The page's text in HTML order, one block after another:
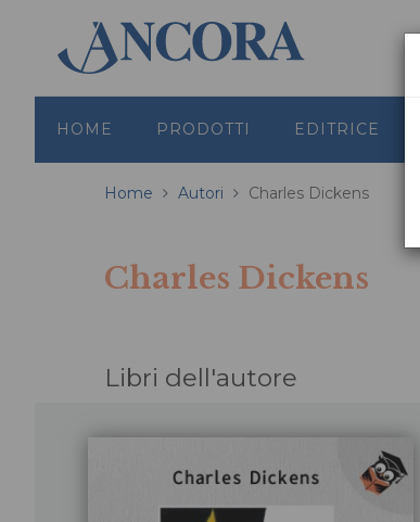
HOME PRODOTTI EDITRICE
Home Autori Charles Dickens
Charles Dickens
Libri dell'autore